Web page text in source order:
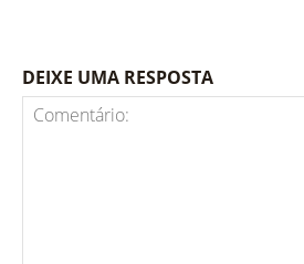
DEIXE UMA RESPOSTA